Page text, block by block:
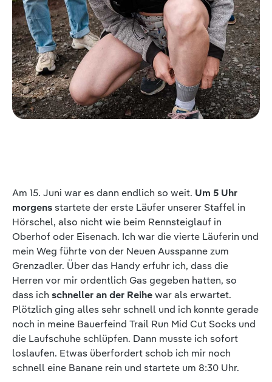
Am 15. Juni war es dann endlich so weit. Um 5 Uhr
morgensstartete der erste Läufer unserer Staffel in
Hörschel, also nicht wie beim Rennsteiglauf in
Oberhof oder Eisenach. Ich war die vierte Läuferin und
mein Weg führte von der Neuen Ausspanne zum
Grenzadler. Über das Handy erfuhr ich, dass die
Herren vor mir ordentlich Gas gegeben hatten, so
dass ich schneller an der Reihewar als erwartet.
Plötzlich ging alles sehr schnell und ich konnte gerade
noch in meine Bauerfeind Trail Run Mid Cut Socks und
die Laufschuhe schlüpfen. Dann musste ich sofort
loslaufen. Etwas überfordert schob ich mir noch
schnell eine Banane rein und startete um 8:30 Uhr.